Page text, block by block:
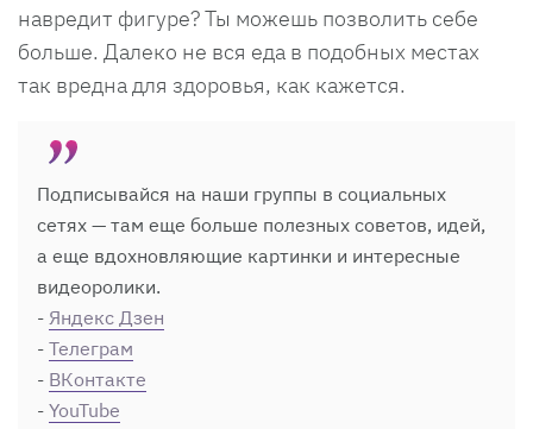
навредит фигуре? Ты можешь позволить себе
больше. Далеко не вся еда в подобных местах
так вредна для здоровья, как кажется.
Подписывайся на наши группы в социальных
сетях — там еще больше полезных советов, идей,
а еще вдохновляющие картинки и интересные
видеоролики.
- Яндекс Дзен
- Телеграм
- ВКонтакте
- YouTube